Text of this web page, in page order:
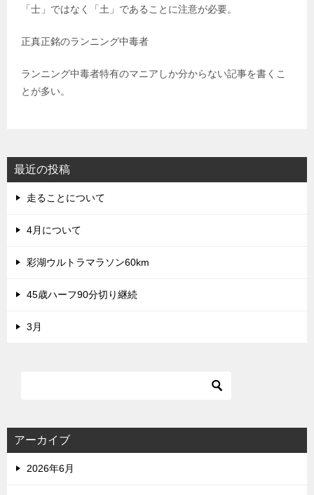
「士」ではなく「土」であることに注意が必要。
正真正銘のランニング中毒者
ランニング中毒者特有のマニアしか分からない記事を書くこ
とが多い。
最近の投稿
走ることについて
4月について
彩湖ウルトラマラソン60km
45歳ハーフ90分切り継続
3月
アーカイブ
2026年6月